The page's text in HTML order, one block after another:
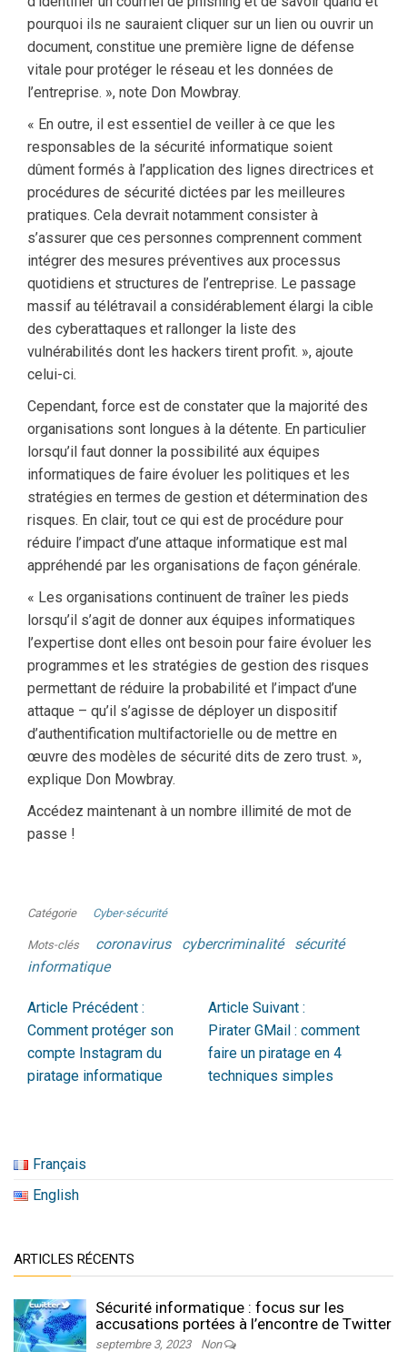
pourquoi ils ne sauraient cliquer sur un lien ou ouvrir un
document, constitue une première ligne de défense
vitale pour protéger le réseau et les données de
l’entreprise. », note Don Mowbray.
« En outre, il est essentiel de veiller à ce que les
responsables de la sécurité informatique soient
dûment formés à l’application des lignes directrices et
procédures de sécurité dictées par les meilleures
pratiques. Cela devrait notamment consister à
s’assurer que ces personnes comprennent comment
intégrer des mesures préventives aux processus
quotidiens et structures de l’entreprise. Le passage
massif au télétravail a considérablement élargi la cible
des cyberattaques et rallonger la liste des
vulnérabilités dont les hackers tirent profit. », ajoute
celui-ci.
Cependant, force est de constater que la majorité des
organisations sont longues à la détente. En particulier
lorsqu’il faut donner la possibilité aux équipes
informatiques de faire évoluer les politiques et les
stratégies en termes de gestion et détermination des
risques. En clair, tout ce qui est de procédure pour
réduire l’impact d’une attaque informatique est mal
appréhendé par les organisations de façon générale.
« Les organisations continuent de traîner les pieds
lorsqu’il s’agit de donner aux équipes informatiques
l’expertise dont elles ont besoin pour faire évoluer les
programmes et les stratégies de gestion des risques
permettant de réduire la probabilité et l’impact d’une
attaque – qu’il s’agisse de déployer un dispositif
d’authentification multifactorielle ou de mettre en
œuvre des modèles de sécurité dits de zero trust. »,
explique Don Mowbray.
Accédez maintenant à un nombre illimité de mot de
passe !
Catégorie Cyber-sécurité
Mots-clés coronavirus cybercriminalité
sécurité
informatique
Article Précédent :
Comment protéger son
compte Instagram du
piratage informatique
Article Suivant :
Pirater GMail : comment
faire un piratage en 4
techniques simples
Français
English
ARTICLES RÉCENTS
Sécurité informatique : focus sur les
accusations portées à l’encontre de Twitter
septembre 3, 2023 Non